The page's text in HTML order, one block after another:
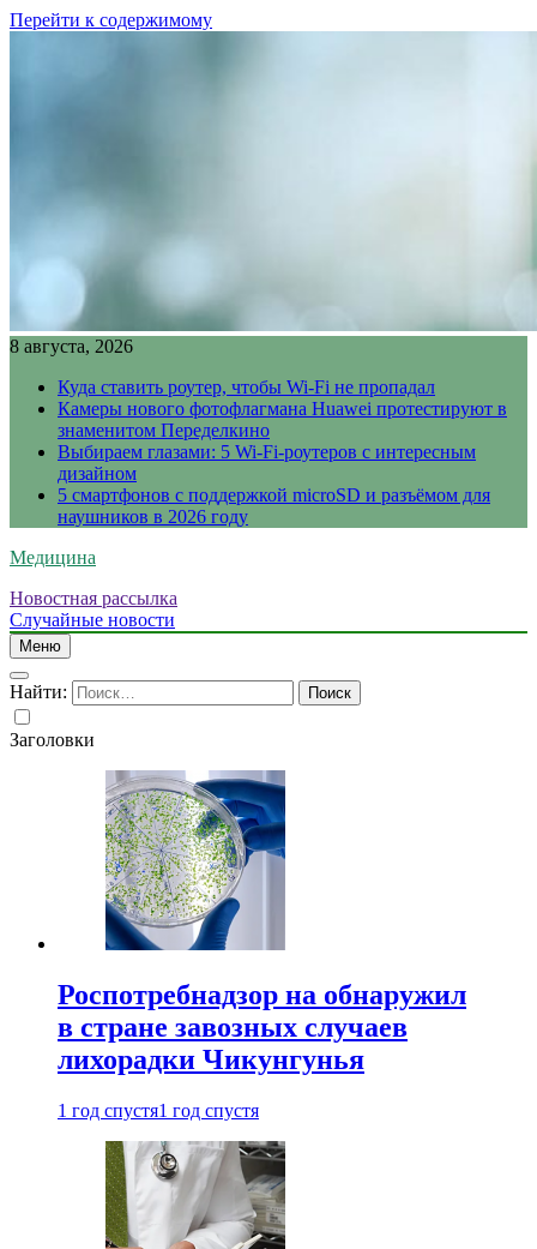
Перейти к содержимому
8 августа, 2026
Куда ставить роутер, чтобы Wi-Fi не пропадал
Камеры нового фотофлагмана Huawei протестируют в
знаменитом Переделкино
Выбираем глазами: 5 Wi-Fi-роутеров с интересным
дизайном
5 смартфонов с поддержкой microSD и разъёмом для
наушников в 2026 году
Медицина
Новостная рассылка
Случайные новости
Меню
Найти:
Заголовки
Роспотребнадзор на обнаружил
в стране завозных случаев
лихорадки Чикунгунья
1 год спустя1 год спустя